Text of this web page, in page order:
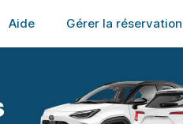
Aide Gérer la réservation